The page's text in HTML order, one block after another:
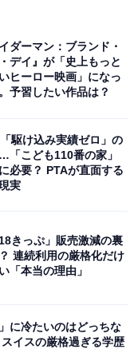
）、「柔らかく優
装で配布に便利だ
声が集まりまし
す
ング結果を見る
イダーマン：ブランド・
デイ』が「史上もっと
ヒーロー映画」になっ
予習したい作品は？
駆け込み実績ゼロ」の
「こども110番の家」
必要？ PTAが直面する
実
18きっぷ」販売激減の裏
連続利用の厳格化だけ
「本当の理由」
」に冷たいのはどっちな
イスの厳格過ぎる学歴